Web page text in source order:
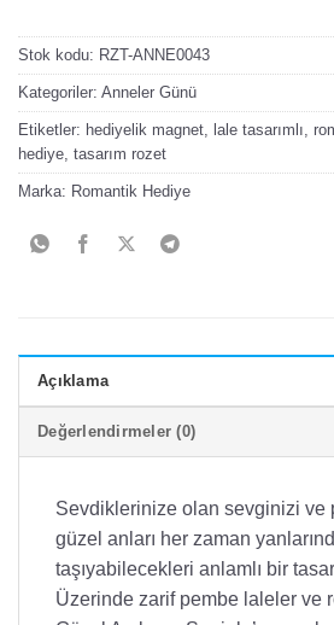
Stok kodu: RZT-ANNE0043
Kategoriler: Anneler Günü
Etiketler: hediyelik magnet, lale tasarımlı,
hediye, tasarım rozet
Marka: Romantik Hediye
Açıklama
Değerlendirmeler (0)
Sevdiklerinize olan sevginizi ve
güzel anları her zaman
taşıyabilecekleri anlamlı bir
Üzerinde zarif pembe laleler ve